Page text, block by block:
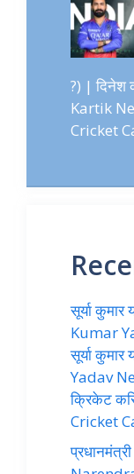
?) | दिनेश
Kartik
Cricket
सूर्या
Kumar
सूर्या
Yadav
क्रिकेट
Cricket